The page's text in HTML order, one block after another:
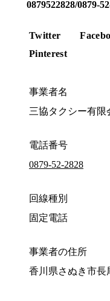
0879522828/0879-
Twitter
Pinterest
事業者名
三協タクシー有限
電話番号
0879-52-2828
回線種別
固定電話
事業者の住所
香川県さぬき市長